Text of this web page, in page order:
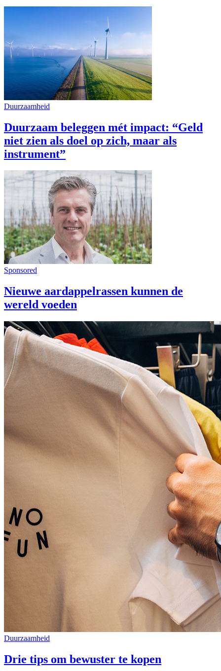
Duurzaamheid
Duurzaam beleggen mét impact: “Geld
niet zien als doel op zich, maar als
instrument”
Sponsored
Nieuwe aardappelrassen kunnen de
wereld voeden
Duurzaamheid
Drie tips om bewuster te kopen